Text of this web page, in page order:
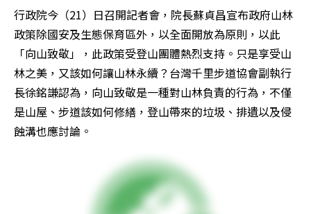
行政院今（21）日召開記者會，院長蘇貞昌宣布政府山林
政策除國安及生態保育區外，以全面開放為原則，以此
「向山致敬」，此政策受登山團體熱烈支持。只是享受山
林之美，又該如何讓山林永續？台灣千里步道協會副執行
長徐銘謙認為，向山致敬是一種對山林負責的行為，不僅
是山屋、步道該如何修繕，登山帶來的垃圾、排遺以及侵
蝕溝也應討論。